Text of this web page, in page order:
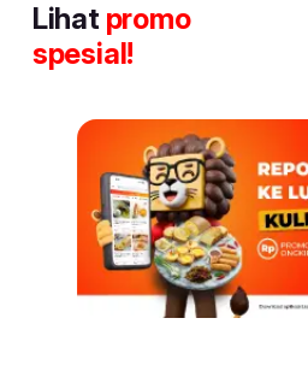
Lihat promo
spesial!